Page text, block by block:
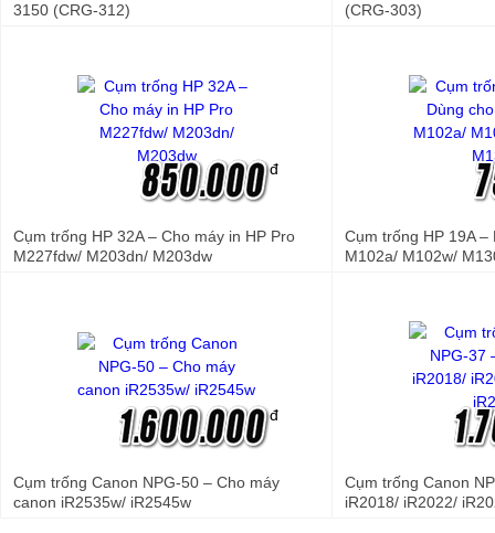
3150 (CRG-312)
(CRG-303)
đ
Cụm trống HP 32A – Cho máy in HP Pro
M227fdw/ M203dn/ M203dw
Cụm trống HP 19A –
M102a/ M102w/
đ
Cụm trống Canon NPG-50 – Cho máy
canon iR2535w/ iR2545w
Cụm trống Canon
iR2018/ iR2022/